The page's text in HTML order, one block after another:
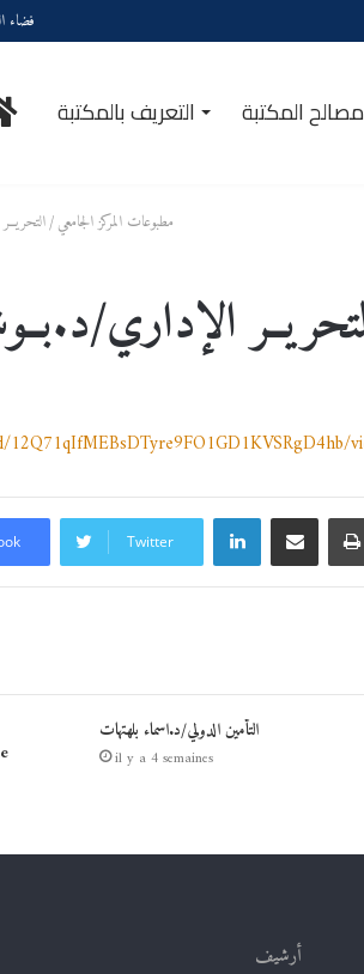
فضاء
الرئيسيةالتعريف بالمكتبة مصالح المكتبة
مطبوعات المركز الجامعي/
الإداري/
Twitter
Linkedin Partager par email
التأمين الدولي/د.اسماء بلهتهات
il y a 4 semaines
أرشيف